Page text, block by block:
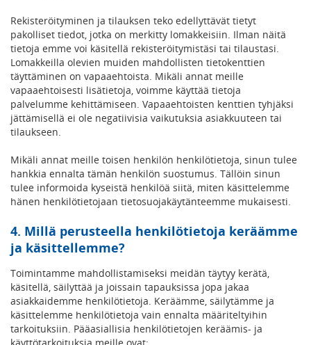
Rekisteröityminen ja tilauksen teko edellyttävät tietyt
pakolliset tiedot, jotka on merkitty lomakkeisiin. Ilman näitä
tietoja emme voi käsitellä rekisteröitymistäsi tai tilaustasi.
Lomakkeilla olevien muiden mahdollisten tietokenttien
täyttäminen on vapaaehtoista. Mikäli annat meille
vapaaehtoisesti lisätietoja, voimme käyttää tietoja
palvelumme kehittämiseen. Vapaaehtoisten kenttien tyhjäksi
jättämisellä ei ole negatiivisia vaikutuksia asiakkuuteen tai
tilaukseen.
Mikäli annat meille toisen henkilön henkilötietoja, sinun tulee
hankkia ennalta tämän henkilön suostumus. Tällöin sinun
tulee informoida kyseistä henkilöä siitä, miten käsittelemme
hänen henkilötietojaan tietosuojakäytänteemme mukaisesti.
4. Millä perusteella henkilötietoja keräämme
ja käsittellemme?
Toimintamme mahdollistamiseksi meidän täytyy kerätä,
käsitellä, säilyttää ja joissain tapauksissa jopa jakaa
asiakkaidemme henkilötietoja. Keräämme, säilytämme ja
käsittelemme henkilötietoja vain ennalta määriteltyihin
tarkoituksiin. Pääasiallisia henkilötietojen keräämis- ja